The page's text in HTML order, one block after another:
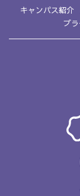
キャンパス紹介
プ